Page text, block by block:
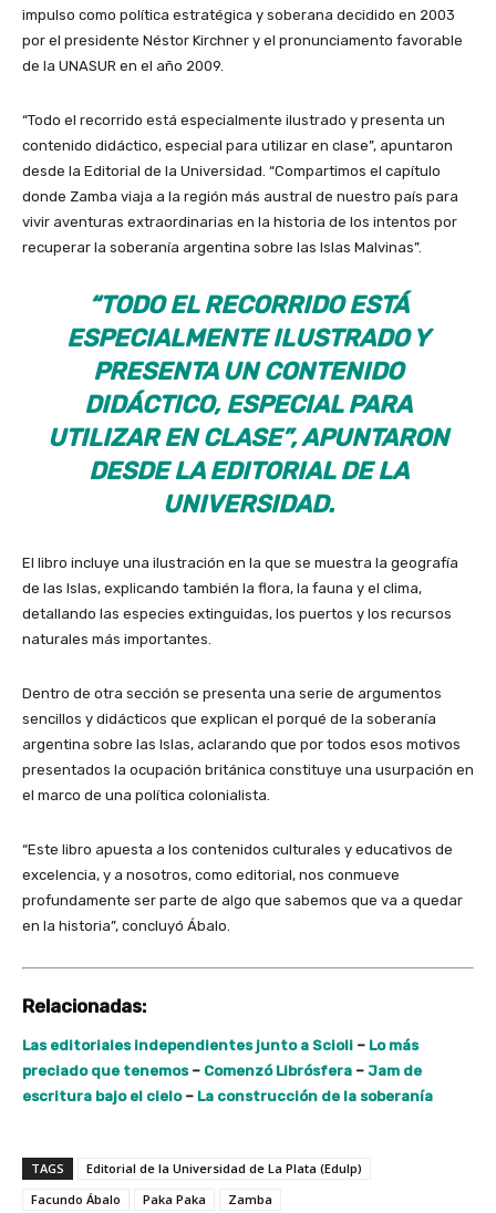
impulso como política estratégica y soberana decidido en 2003
por el presidente Néstor Kirchner y el pronunciamento favorable
de la UNASUR en el año 2009.
“Todo el recorrido está especialmente ilustrado y presenta un
contenido didáctico, especial para utilizar en clase”, apuntaron
desde la Editorial de la Universidad. “Compartimos el capítulo
donde Zamba viaja a la región más austral de nuestro país para
vivir aventuras extraordinarias en la historia de los intentos por
recuperar la soberanía argentina sobre las Islas Malvinas”.
“TODO EL RECORRIDO ESTÁ
ESPECIALMENTE ILUSTRADO Y
PRESENTA UN CONTENIDO
DIDÁCTICO, ESPECIAL PARA
UTILIZAR EN CLASE”, APUNTARON
DESDE LA EDITORIAL DE LA
UNIVERSIDAD.
El libro incluye una ilustración en la que se muestra la geografía
de las Islas, explicando también la flora, la fauna y el clima,
detallando las especies extinguidas, los puertos y los recursos
naturales más importantes.
Dentro de otra sección se presenta una serie de argumentos
sencillos y didácticos que explican el porqué de la soberanía
argentina sobre las Islas, aclarando que por todos esos motivos
presentados la ocupación británica constituye una usurpación en
el marco de una política colonialista.
“Este libro apuesta a los contenidos culturales y educativos de
excelencia, y a nosotros, como editorial, nos conmueve
profundamente ser parte de algo que sabemos que va a quedar
en la historia”, concluyó Ábalo.
Relacionadas:
Las editoriales independientes junto a Scioli – Lo más
preciado que tenemos– Comenzó Librósfera – Jam de
escritura bajo el cielo– La construcción de la soberanía
TAGS
Editorial de la Universidad de La Plata (Edulp)
Facundo Ábalo
Paka Paka Zamba